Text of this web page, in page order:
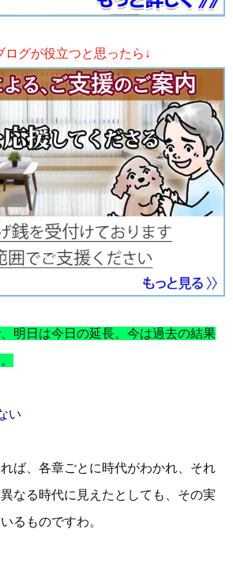
ログが役立つと思ったら↓
明日は今日の延長。今は過去の結果
い
ば、各章ごとに時代がわかれ、それ
なる時代に見えたとしても、その実
るものですわ。